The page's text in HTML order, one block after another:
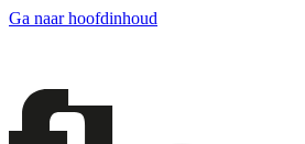
Ga naar hoofdinhoud